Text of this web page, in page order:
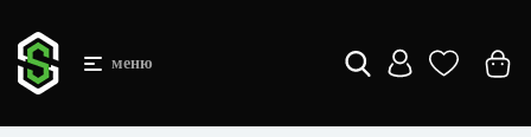
меню